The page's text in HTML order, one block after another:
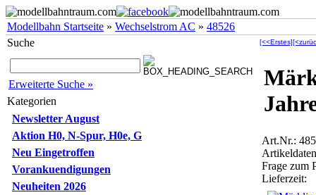
Modellbahn Startseite » Wechselstrom AC » 48526
Suche
Erweiterte Suche »
Kategorien
Newsletter August
Aktion H0, N-Spur, H0e, G
Neu Eingetroffen
Vorankuendigungen
Neuheiten 2026
[<<Erstes]
Art.Nr.:
Frage zum
Lieferzeit: